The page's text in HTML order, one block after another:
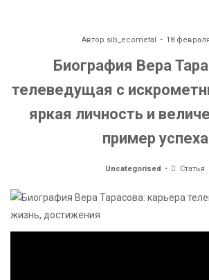
Автор sib_ecometal 18
Биография Вера
телеведущая с
яркая личность и
пример успеха
Uncategorised Статья